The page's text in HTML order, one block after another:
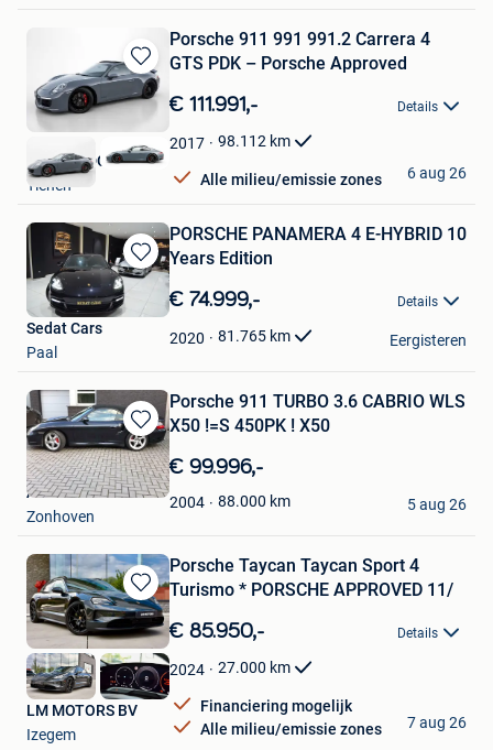
Bewaren
in
Favorieten
Porsche 911 991 991.2 Carrera 4
GTS PDK – Porsche Approved
€ 111.991,- Details
2017 98.112 km
Alle milieu/emissie zones
BEST BUDGET CAR
Tienen
6 aug 26
Bewaren
in
Mijn
Favorieten
PORSCHE PANAMERA 4 E-HYBRID 10
Years Edition
€ 74.999,- Details
2020 81.765 km
Sedat Cars
Paal
Eergisteren
Bewaren
in
Mijn
Favorieten
Porsche 911 TURBO 3.6 CABRIO WLS
X50 !=S 450PK ! X50
€ 99.996,-
2004 88.000 km
ACC
Zonhoven
5 aug 26
Bewaren
in
Mijn
Favorieten
Porsche Taycan Taycan Sport 4
Turismo * PORSCHE APPROVED 11/
€ 85.950,- Details
2024 27.000 km
Financiering mogelijk
Alle milieu/emissie zones
LM MOTORS BV
Izegem
7 aug 26